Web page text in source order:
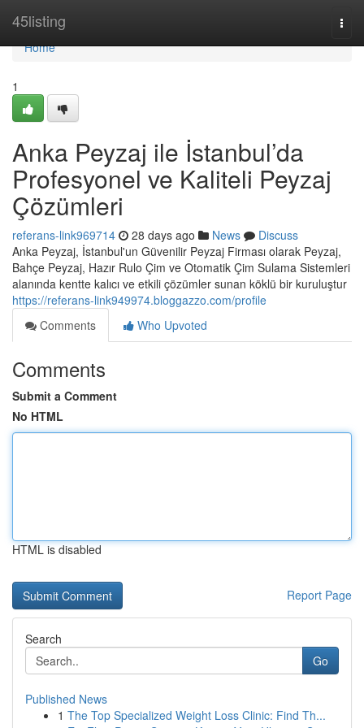
45listing
Home
Home
1
Anka Peyzaj ile İstanbul’da
Profesyonel ve Kaliteli Peyzaj
Çözümleri
referans-link969714 28 days ago News
Discuss
Anka Peyzaj, İstanbul'un Güvenilir Peyzaj Firması olarak Peyzaj,
Bahçe Peyzaj, Hazır Rulo Çim ve Otomatik Çim Sulama Sistemleri
alanında kentte kalıcı ve etkili çözümler sunan köklü bir kuruluştur
https://referans-link949974.bloggazzo.com/profile
Comments
Who Upvoted
Comments
Submit a Comment
No HTML
HTML is disabled
Report Page
Search
Go
Published News
1 The Top Specialized Weight Loss Clinic: Find Th...